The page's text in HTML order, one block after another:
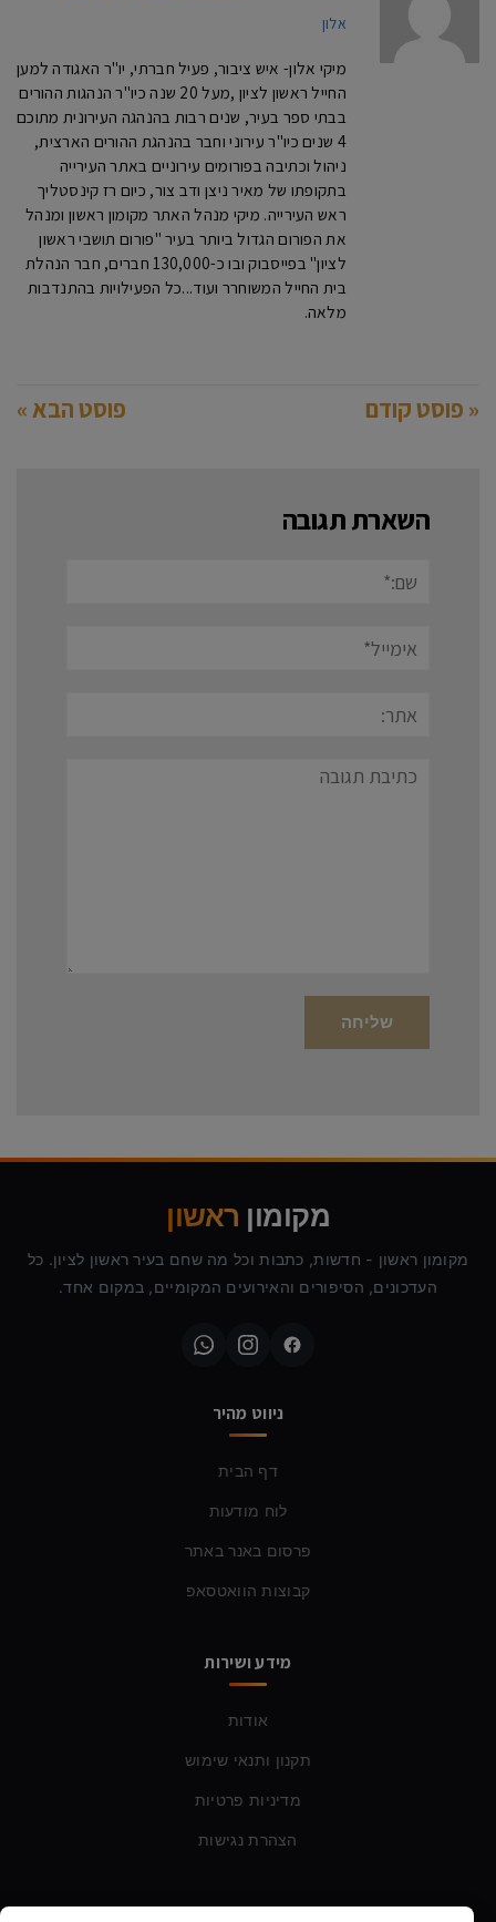
אלון
מיקי אלון- איש ציבור, פעיל חברתי, יו"ר האגודה למען
החייל ראשון לציון ,מעל 20 שנה כיו"ר הנהגות ההורים
בבתי ספר בעיר, שנים רבות בהנהגה העירונית מתוכם
4 שנים כיו"ר עירוני וחבר בהנהגת ההורים הארצית,
ניהול וכתיבה בפורומים עירוניים באתר העירייה
בתקופתו של מאיר ניצן ודב צור, כיום רז קינסטליך
ראש העירייה. מיקי מנהל האתר מקומון ראשון ומנהל
את הפורום הגדול ביותר בעיר "פורום תושבי ראשון
לציון" בפייסבוק ובו כ-130,000 חברים, חבר הנהלת
בית החייל המשוחרר ועוד...כל הפעילויות בהתנדבות
מלאה.
« פוסט קודם פוסט הבא »
השארת תגובה
תגובה
מקומון ראשון
מקומון ראשון - חדשות, כתבות וכל מה שחם בעיר ראשון לציון. כל
העדכונים, הסיפורים והאירועים המקומיים, במקום אחד.
ניווט מהיר
דף הבית
לוח מודעות
פרסום באנר באתר
קבוצות הוואטסאפ
מידע ושירות
אודות
תקנון ותנאי שימוש
מדיניות פרטיות
הצהרת נגישות
צרו קשר